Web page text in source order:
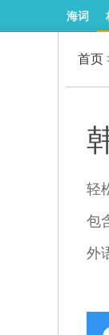
海词
首页
轻
包
外